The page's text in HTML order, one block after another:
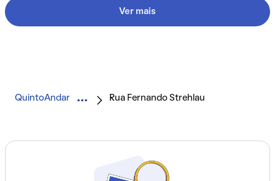
Ver mais
QuintoAndar Rua Fernando Strehlau